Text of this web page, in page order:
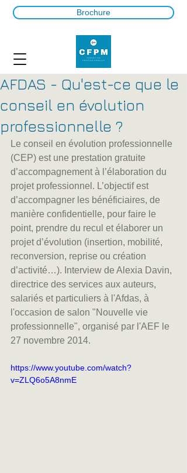
Brochure
AFDAS - Qu'est-ce que le
conseil en évolution
professionnelle ?
Le conseil en évolution professionnelle
(CEP) est une prestation gratuite
d’accompagnement à l’élaboration du
projet professionnel. L’objectif est
d’accompagner les bénéficiaires, de
manière confidentielle, pour faire le
point, prendre du recul et élaborer un
projet d’évolution (insertion, mobilité,
reconversion, reprise ou création
d’activité…). Interview de Alexia Davin,
directrice des services aux auteurs,
salariés et particuliers à l'Afdas, à
l'occasion de salon "Nouvelle vie
professionnelle", organisé par l'AEF le
27 novembre 2014.
https://www.youtube.com/watch?
v=ZLQ6o5A8nmE